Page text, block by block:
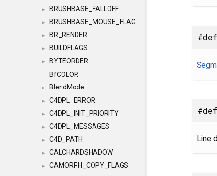
► BRUSHBASE_FALLOFF
► BRUSHBASE_MOUSE_FLAG
► BR_RENDER
► BUILDFLAGS
►
BYTEORDER
BfCOLOR
► BlendMode
► C4DPL_ERROR
► C4DPL_INIT_PRIORITY
► C4DPL_MESSAGES
► C4D_PATH
► CALCHARDSHADOW
►
CAMORPH_COPY_FLAGS
Line